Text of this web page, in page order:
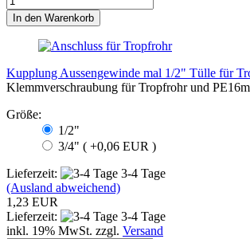
In den Warenkorb
Kupplung Aussengewinde mal 1/2" Tülle für
Klemmverschraubung für Tropfrohr und
Größe:
1/2"
3/4" ( +0,06 EUR )
Lieferzeit:
3-4 Tage
(Ausland abweichend)
1,23 EUR
Lieferzeit:
3-4 Tage
inkl. 19% MwSt. zzgl. Versand